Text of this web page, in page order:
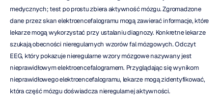
medycznych; test po prostu zbiera aktywność mózgu. Zgromadzone
dane przez skan elektroencefalogramu mogą zawierać informacje, które
lekarze mogą wykorzystać przy ustalaniu diagnozy. Konkretne lekarze
szukają obecności nieregularnych wzorów fal mózgowych. Odczyt
EEG, który pokazuje nieregularne wzory mózgowe nazywany jest
nieprawidłowym elektroencefalogramem. Przyglądając się wynikom
nieprawidłowego elektroencefalogramu, lekarze mogą zidentyfikować,
która część mózgu doświadcza nieregularnej aktywności.